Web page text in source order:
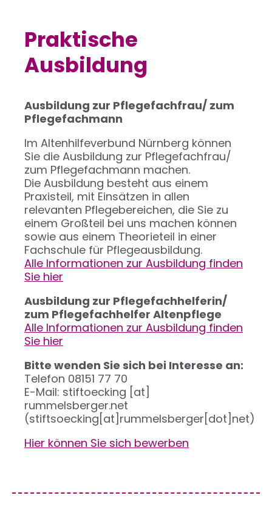
Praktische
Ausbildung
Ausbildung zur Pflegefachfrau/ zum
Pflegefachmann
Im Altenhilfeverbund Nürnberg können
Sie die Ausbildung zur Pflegefachfrau/
zum Pflegefachmann machen.
Die Ausbildung besteht aus einem
Praxisteil, mit Einsätzen in allen
relevanten Pflegebereichen, die Sie zu
einem Großteil bei uns machen können
sowie aus einem Theorieteil in einer
Fachschule für Pflegeausbildung.
Alle Informationen zur Ausbildung finden
Sie hier
Ausbildung zur Pflegefachhelferin/
zum Pflegefachhelfer Altenpflege
Alle Informationen zur Ausbildung finden
Sie hier
Bitte wenden Sie sich bei Interesse an:
Telefon 08151 77 70
E-Mail: stiftoecking [at]
rummelsberger.net
(stiftsoecking[at]rummelsberger[dot]net)
Hier können Sie sich bewerben